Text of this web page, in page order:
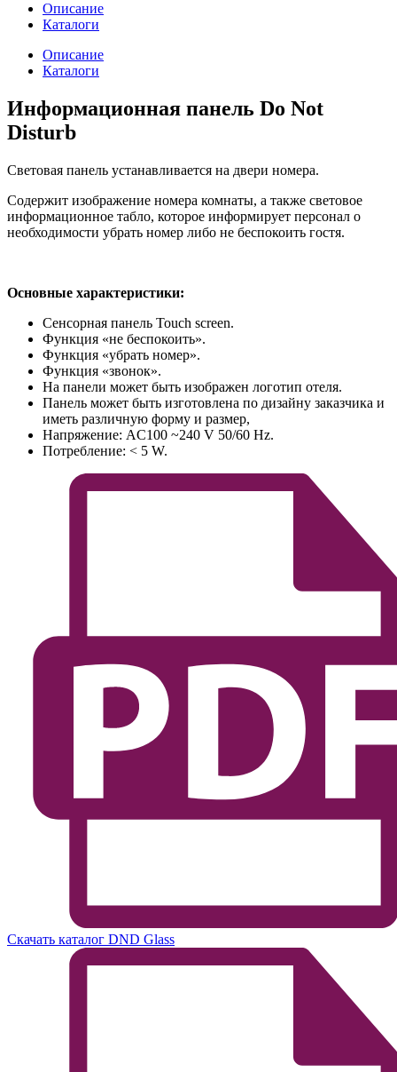
Описание
Каталоги
Описание
Каталоги
Информационная панель Do Not
Disturb
Световая панель устанавливается на двери номера.
Содержит изображение номера комнаты, а также световое
информационное табло, которое информирует персонал о
необходимости убрать номер либо не беспокоить гостя.
Основные характеристики:
Сенсорная панель Touch screen.
Функция «не беспокоить».
Функция «убрать номер».
Функция «звонок».
На панели может быть изображен логотип отеля.
Панель может быть изготовлена по дизайну заказчика и
иметь различную форму и размер,
Напряжение: AC100 ~240 V 50/60 Hz.
Потребление: < 5 W.
Скачать каталог DND Glass